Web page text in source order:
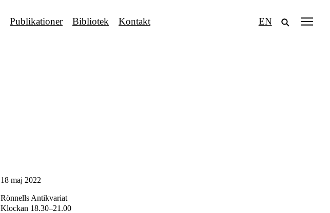
Publikationer Bibliotek Kontakt EN
18 maj 2022
Rönnells Antikvariat
Klockan 18.30–21.00